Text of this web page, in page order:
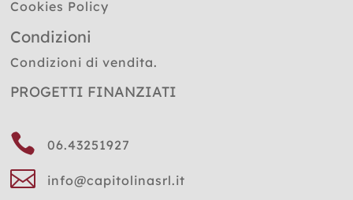
Cookies Policy
Condizioni
Condizioni di vendita.
PROGETTI FINANZIATI
 06.43251927
 info@capitolinasrl.it